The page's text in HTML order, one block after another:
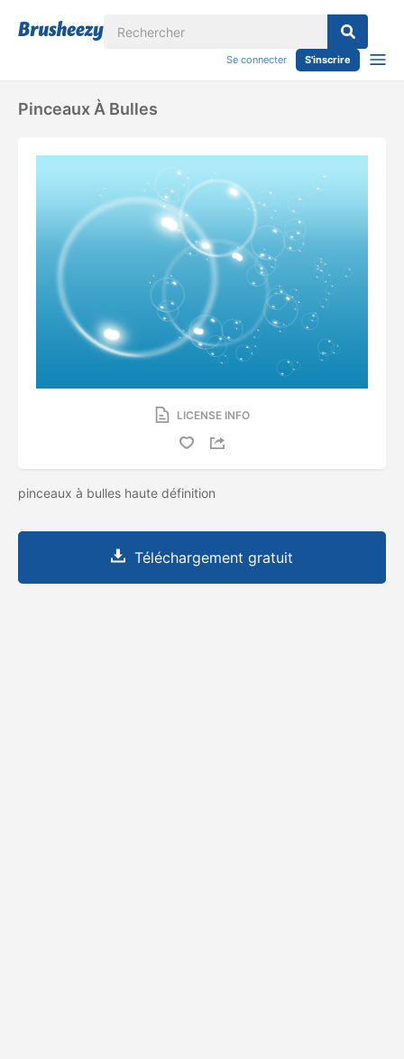
Se connecter S'inscrire
Pinceaux À Bulles
LICENSE INFO
pinceaux à bulles haute définition
Téléchargement gratuit